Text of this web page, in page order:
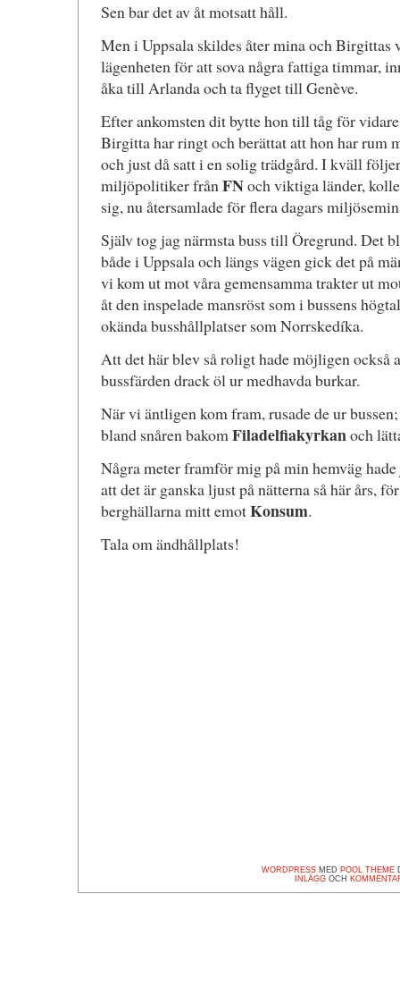
Sen bar det av åt motsatt håll.
Men i Uppsala skildes åter mina och
lägenheten för att sova några fattiga timmar,
åka till Arlanda och ta flyget till Genève.
Efter ankomsten dit bytte hon till tåg för
Birgitta har ringt och berättat att hon har rum
och just då satt i en solig trädgård. I kväll
miljöpolitiker frånFNoch viktiga länder,
sig, nu återsamlade för flera dagars
Själv tog jag närmsta buss till Öregrund. Det
både i Uppsala och längs vägen gick det på
vi kom ut mot våra gemensamma trakter ut
åt den inspelade mansröst som i bussens
okända busshållplatser som Norrskedíka.
Att det här blev så roligt hade möjligen också
bussfärden drack öl ur medhavda burkar.
När vi äntligen kom fram, rusade de ur
bland snåren bakomFiladelfiakyrkanoch
Några meter framför mig på min hemväg
att det är ganska ljust på nätterna så här års,
berghällarna mitt emotKonsum.
Tala om ändhållplats!
WORDPRESSMED POOL THEME
INLÄGGOCH